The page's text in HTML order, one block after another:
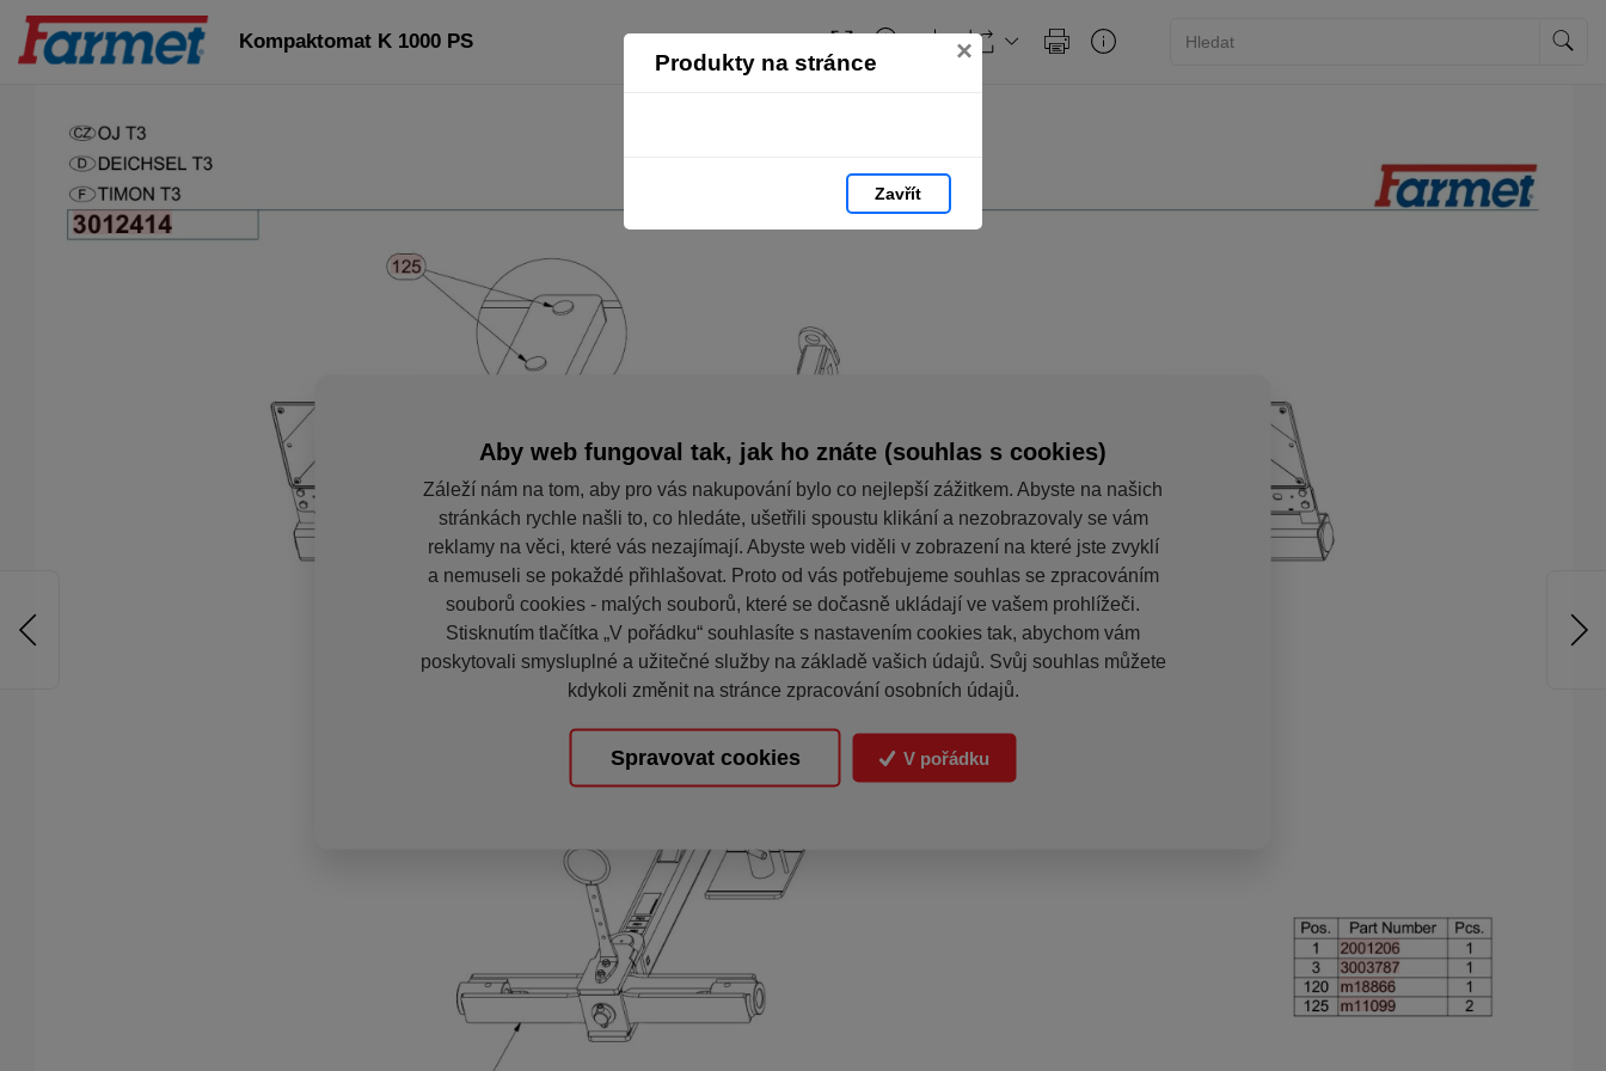
Produkty na stránce ×
Zavřít
Kompaktomat K 1000 PS
Aby web fungoval tak, jak ho znáte (souhlas s cookies)
Záleží nám na tom, aby pro vás nakupování bylo co nejlepší zážitkem. Abyste na našich
stránkách rychle našli to, co hledáte, ušetřili spoustu klikání a nezobrazovaly se vám
reklamy na věci, které vás nezajímají. Abyste web viděli v zobrazení na které jste zvyklí
a nemuseli se pokaždé přihlašovat. Proto od vás potřebujeme souhlas se zpracováním
souborů cookies - malých souborů, které se dočasně ukládají ve vašem prohlížeči.
Stisknutím tlačítka „V pořádku“ souhlasíte s nastavením cookies tak, abychom vám
poskytovali smysluplné a užitečné služby na základě vašich údajů. Svůj souhlas můžete
kdykoli změnit na stránce zpracování osobních údajů.
Spravovat cookies V pořádku